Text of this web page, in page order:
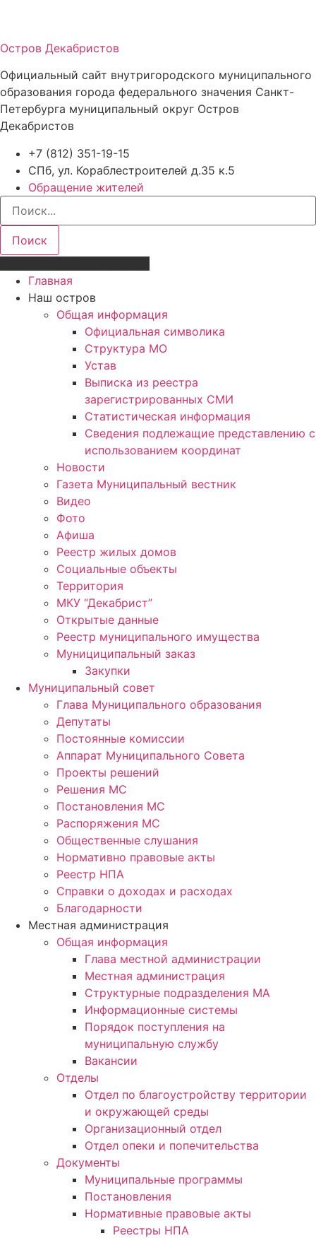
Остров Декабристов
Официальный сайт внутригородского муниципального
образования города федерального значения Санкт-
Петербурга муниципальный округ Остров
Декабристов
+7 (812) 351-19-15
СПб, ул. Кораблестроителей д.35 к.5
Обращение жителей
Поиск
Главная
Наш остров
Общая информация
Официальная символика
Структура МО
Устав
Выписка из реестра
зарегистрированных СМИ
Статистическая информация
Сведения подлежащие представлению с
использованием координат
Новости
Газета Муниципальный вестник
Видео
Фото
Афиша
Реестр жилых домов
Социальные объекты
Территория
МКУ “Декабрист”
Открытые данные
Реестр муниципального имущества
Мунициципальный заказ
Закупки
Муниципальный совет
Глава Муниципального образования
Депутаты
Постоянные комиссии
Аппарат Муниципального Совета
Проекты решений
Решения МС
Постановления МС
Распоряжения МС
Общественные слушания
Нормативно правовые акты
Реестр НПА
Справки о доходах и расходах
Благодарности
Местная администрация
Общая информация
Глава местной администрации
Местная администрация
Структурные подразделения МА
Информационные системы
Порядок поступления на
муниципальную службу
Вакансии
Отделы
Отдел по благоустройству территории
и окружающей среды
Организационный отдел
Отдел опеки и попечительства
Документы
Муниципальные программы
Постановления
Нормативные правовые акты
Реестры НПА